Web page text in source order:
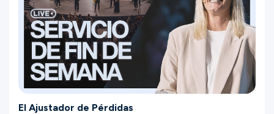
El Ajustador de Pérdidas